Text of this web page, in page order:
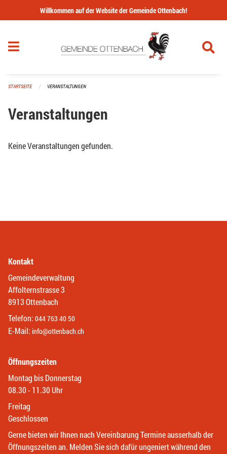
Navigation überspringen
Willkommen auf der Website der Gemeinde Ottenbach!
STARTSEITE VERANSTALTUNGEN
Veranstaltungen
Keine Veranstaltungen gefunden.
Kontakt
Gemeindeverwaltung
Affolternstrasse 3
8913 Ottenbach
Telefon: 044 763 40 50
E-Mail: info@ottenbach.ch
Öffnungszeiten
Montag bis Donnerstag
08.30 - 11.30 Uhr
Freitag
Geschlossen
Gerne bieten wir Ihnen nach Vereinbarung Termine ausserhalb der
Öffnungszeiten an. Melden Sie sich dafür ungeniert während den